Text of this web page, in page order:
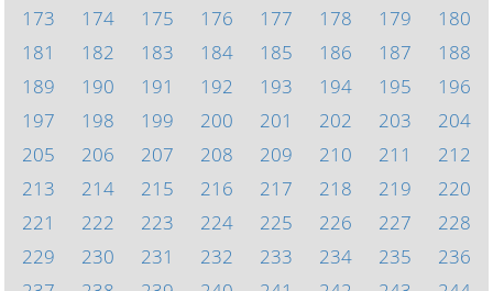
173
174 175 176 177 178 179
180
181
182 183 184 185 186 187
188
189
190 191 192 193 194 195
196
197
198 199 200 201 202 203
204
205
206 207 208 209 210 211
212
213
214 215 216 217 218 219
220
221
222 223 224 225 226 227
228
229
230 231 232 233 234 235
236